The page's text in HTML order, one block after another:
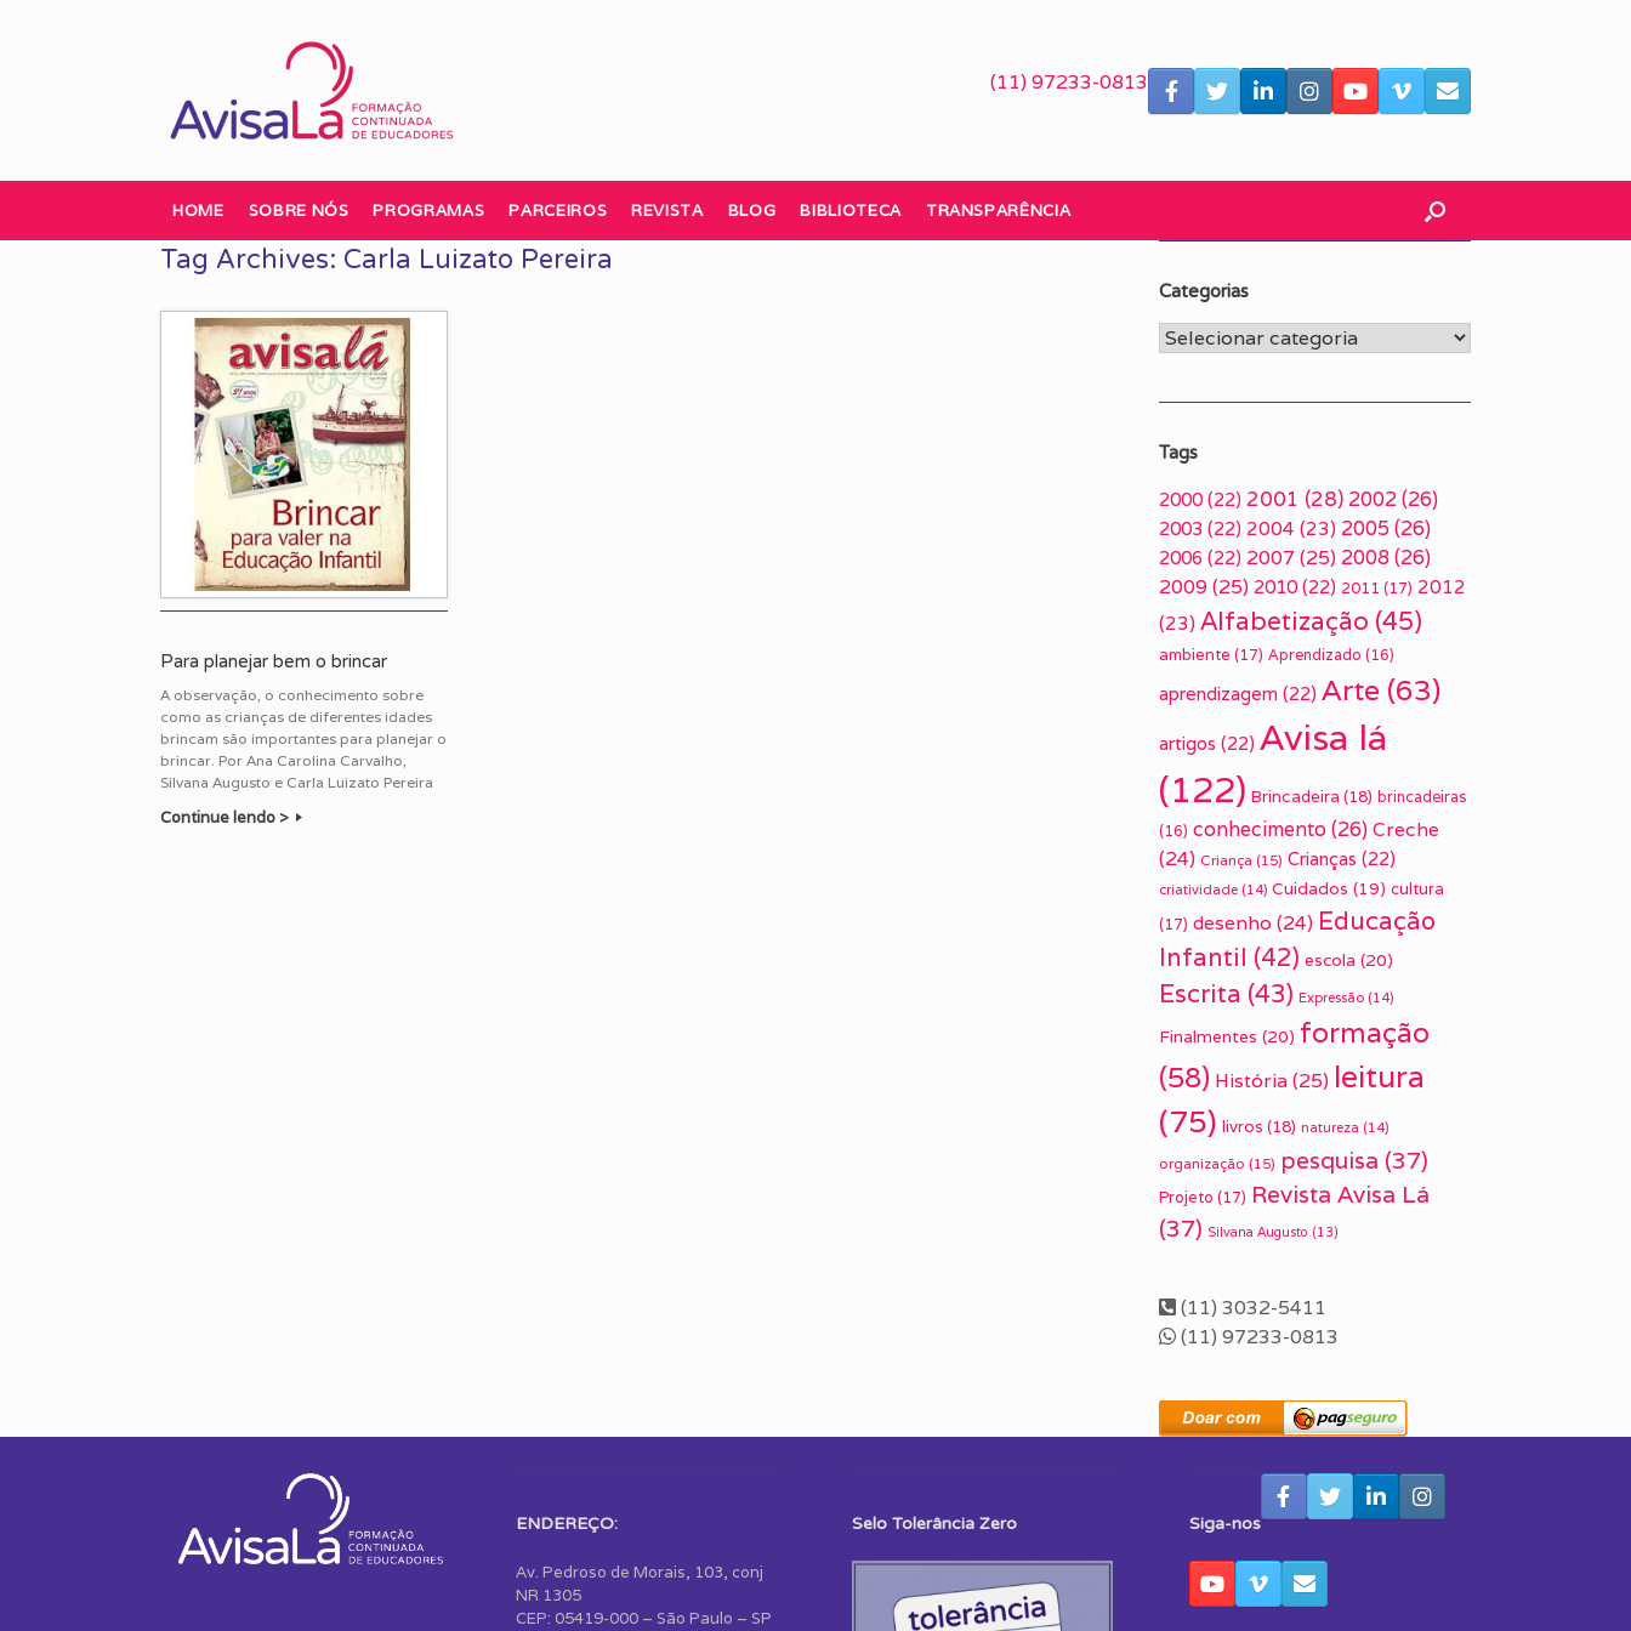
(11) 97233-0813
HOME SOBRE NÓS PROGRAMAS PARCEIROS REVISTA BLOG BIBLIOTECA TRANSPARÊNCIA
Tag Archives: Carla Luizato Pereira
Para planejar bem o brincar
A observação, o conhecimento sobre
como as crianças de diferentes idades
brincam são importantes para planejar o
brincar. Por Ana Carolina Carvalho,
Silvana Augusto e Carla Luizato Pereira
Continue lendo >
Categorias
Categorias
Tags
2000 (22) 2001 (28) 2002(26)
2003 (22) 2004 (23) 2005 (26)
2006 (22) 2007 (25) 2008(26)
2009(25) 2010 (22) 2011 (17) 2012
(23) Alfabetização (45)
ambiente (17) Aprendizado (16)
aprendizagem (22) Arte (63)
artigos (22) Avisa lá
(122) Brincadeira (18) brincadeiras
(16) conhecimento(26) Creche
(24) Criança (15) Crianças (22)
criatividade (14) Cuidados (19) cultura
(17) desenho (24) Educação
Infantil (42) escola (20)
Escrita (43) Expressão (14)
Finalmentes (20) formação
(58) História(25) leitura
(75) livros (18) natureza (14)
organização (15) pesquisa (37)
Projeto (17) Revista Avisa Lá
(37) Silvana Augusto (13)
(11) 3032-5411
(11) 97233-0813
ENDEREÇO:
Av. Pedroso de Morais, 103, conj
NR 1305
CEP: 05419-000 – São Paulo – SP
Selo Tolerância Zero Siga-nos